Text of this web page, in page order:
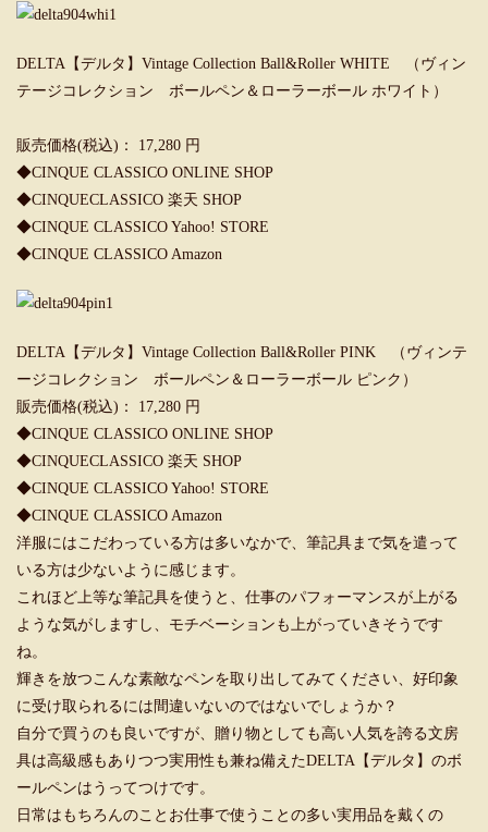
DELTA【デルタ】Vintage Collection Ball&Roller WHITE （ヴィン
テージコレクション ボールペン＆ローラーボール ホワイト）
販売価格(税込)： 17,280 円
◆CINQUE CLASSICO ONLINE SHOP
◆CINQUECLASSICO 楽天 SHOP
◆CINQUE CLASSICO Yahoo! STORE
◆CINQUE CLASSICO Amazon
DELTA【デルタ】Vintage Collection Ball&Roller PINK （ヴィンテ
ージコレクション ボールペン＆ローラーボール ピンク）
販売価格(税込)： 17,280 円
◆CINQUE CLASSICO ONLINE SHOP
◆CINQUECLASSICO 楽天 SHOP
◆CINQUE CLASSICO Yahoo! STORE
◆CINQUE CLASSICO Amazon
洋服にはこだわっている方は多いなかで、筆記具まで気を遣って
いる方は少ないように感じます。
これほど上等な筆記具を使うと、仕事のパフォーマンスが上がる
ような気がしますし、モチベーションも上がっていきそうです
ね。
輝きを放つこんな素敵なペンを取り出してみてください、好印象
に受け取られるには間違いないのではないでしょうか？
自分で買うのも良いですが、贈り物としても高い人気を誇る文房
具は高級感もありつつ実用性も兼ね備えたDELTA【デルタ】のボ
ールペンはうってつけです。
日常はもちろんのことお仕事で使うことの多い実用品を戴くの